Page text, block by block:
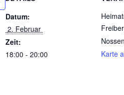
Datum:
2. Februar
Zeit:
18:00 - 20:00
Nossen
Karte